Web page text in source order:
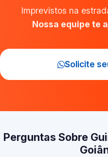
Imprevistos na
Nossa equipe te
Solicite
Perguntas Sobre